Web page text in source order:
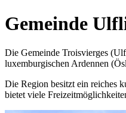
Gemeinde
Die Gemeinde Troisvierges
luxemburgischen Ardennen
Die Region besitzt ein reiches
bietet viele